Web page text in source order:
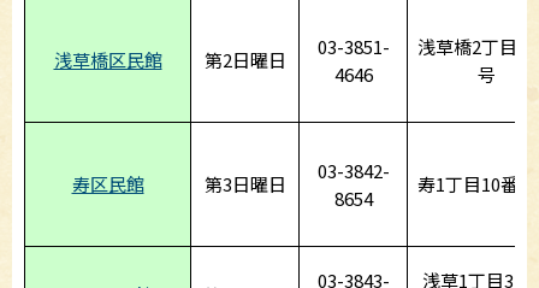
浅草橋区民館 第2日曜日
03-3851-
4646
浅草橋2丁目8
号
寿区民館 第3日曜日
03-3842-
8654
寿1丁目10番
03-3843- 浅草1丁目37